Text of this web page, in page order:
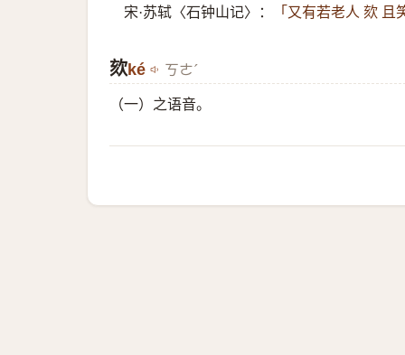
宋·苏轼〈石钟山记〉： 「又有若老人 欬
欬​ké ㄎㄜˊ
（一）​之语音。